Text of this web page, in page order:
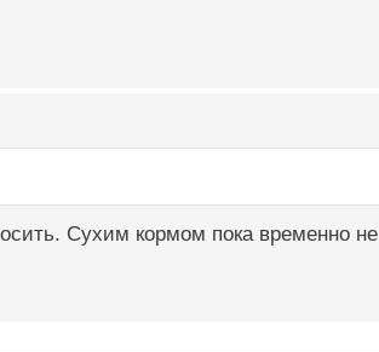
Сухим кормом пока временно не